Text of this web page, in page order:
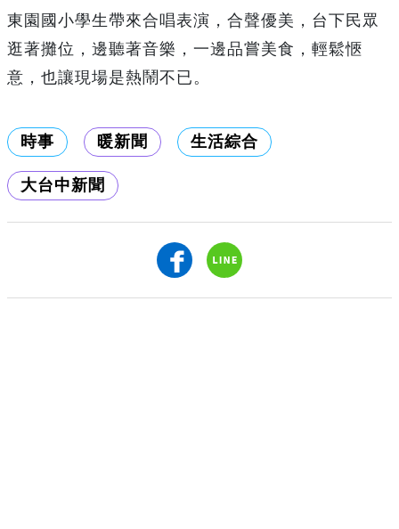
東園國小學生帶來合唱表演，合聲優美，台下民眾
逛著攤位，邊聽著音樂，一邊品嘗美食，輕鬆愜
意，也讓現場是熱鬧不已。
時事 暖新聞 生活綜合
大台中新聞